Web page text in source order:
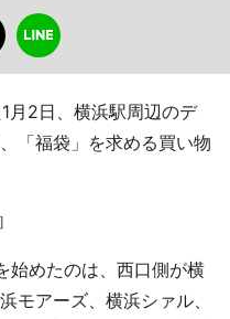
月2日、横浜駅周辺のデ
「福袋」を求める買い物
めたのは、西口側が横
モアーズ、横浜シァル、